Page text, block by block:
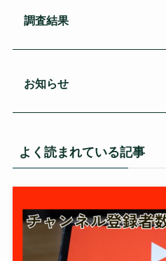
調査結果
お知らせ
よく読まれている記事